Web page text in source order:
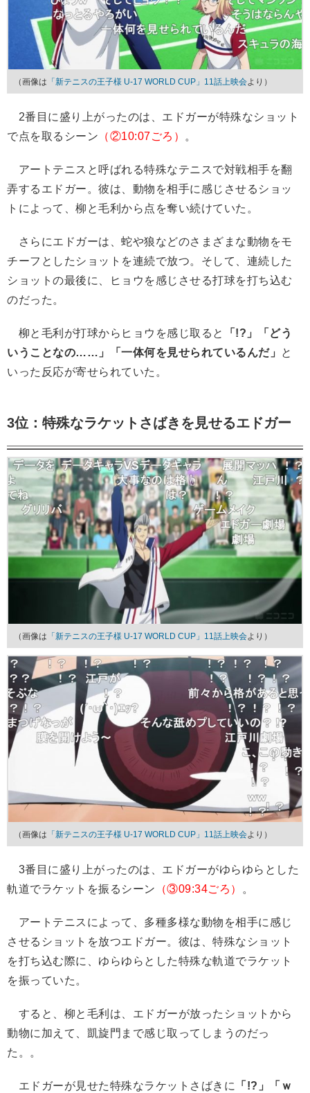
（画像は 「新テニスの王子様 U-17 WORLD CUP」11話上映会より）
2番目に盛り上がったのは、エドガーが特殊なショット
で点を取るシーン （②10:07ごろ） 。
アートテニスと呼ばれる特殊なテニスで対戦相手を翻
弄するエドガー。彼は、動物を相手に感じさせるショッ
トによって、柳と毛利から点を奪い続けていた。
さらにエドガーは、蛇や狼などのさまざまな動物をモ
チーフとしたショットを連続で放つ。そして、連続した
ショットの最後に、ヒョウを感じさせる打球を打ち込む
のだった。
柳と毛利が打球からヒョウを感じ取ると
「!?」「どう
いうことなの……」「一体何を見せられているんだ」
と
いった反応が寄せられていた。
3位：特殊なラケットさばきを見せるエドガー
（画像は 「新テニスの王子様 U-17 WORLD CUP」11話上映会より）
（画像は 「新テニスの王子様 U-17 WORLD CUP」11話上映会より）
3番目に盛り上がったのは、エドガーがゆらゆらとした
軌道でラケットを振るシーン （③09:34ごろ） 。
アートテニスによって、多種多様な動物を相手に感じ
させるショットを放つエドガー。彼は、特殊なショット
を打ち込む際に、ゆらゆらとした特殊な軌道でラケット
を振っていた。
すると、柳と毛利は、エドガーが放ったショットから
動物に加えて、凱旋門まで感じ取ってしまうのだっ
た。。
エドガーが見せた特殊なラケットさばきに 「!?」「ｗ